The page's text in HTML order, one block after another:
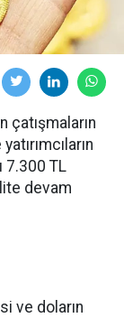
çatışmaların
7.300 TL
devam
ve doların